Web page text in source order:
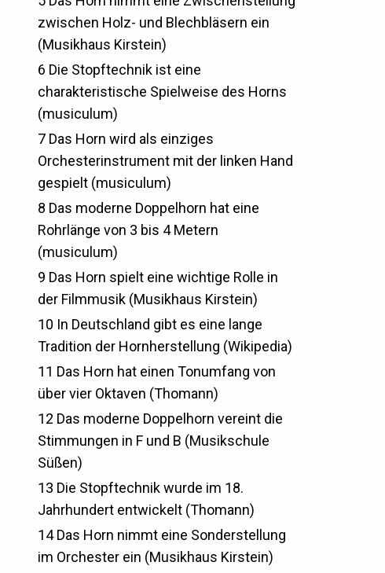
zwischen Holz- und Blechbläsern ein
(Musikhaus Kirstein)
6 Die Stopftechnik ist eine
charakteristische Spielweise des Horns
(musiculum)
7Das Horn wird als einziges
Orchesterinstrument mit der linken Hand
gespielt (musiculum)
8 Das moderne Doppelhorn hat eine
Rohrlänge von 3 bis 4 Metern
(musiculum)
9 Das Horn spielt eine wichtige Rolle in
der Filmmusik (Musikhaus Kirstein)
10 In Deutschland gibt es eine lange
Tradition der Hornherstellung (Wikipedia)
11 Das Horn hat einen Tonumfang von
über vier Oktaven (Thomann)
12 Das moderne Doppelhorn vereint die
Stimmungen in F und B (Musikschule
Süßen)
13 Die Stopftechnik wurde im 18.
Jahrhundert entwickelt (Thomann)
14Das Horn nimmt eine Sonderstellung
im Orchester ein (Musikhaus Kirstein)